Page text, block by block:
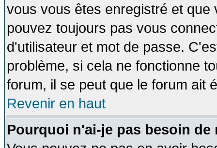
vous vous êtes enregistré et
pouvez toujours pas vous
d'utilisateur et mot de passe.
problème, si cela ne fonctionne
forum, il se peut que le forum ait
Revenir en haut
Pourquoi n'ai-je pas besoin de